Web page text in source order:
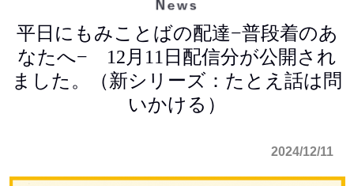
平日にもみことばの配達−普段着のあ
なたへ− 12月11日配信分が公開され
ました。（新シリーズ：たとえ話は問
いかける）
2024/12/11